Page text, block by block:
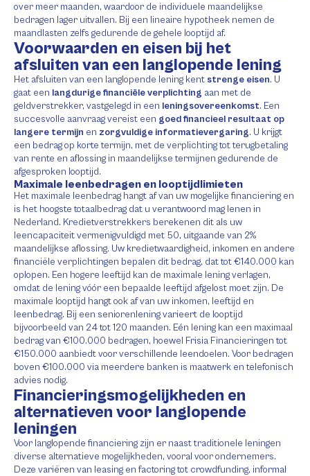
over meer maanden, waardoor de individuele maandelijkse
bedragen lager uitvallen. Bij een lineaire hypotheek nemen de
maandlasten zelfs gedurende de gehele looptijd af.
Voorwaarden en eisen bij het
afsluiten van een langlopende lening
Het afsluiten van een langlopende lening kent strenge eisen. U
gaat een langdurige financiële verplichting aan met de
geldverstrekker, vastgelegd in een leningsovereenkomst. Een
succesvolle aanvraag vereist een goed financieel resultaat op
langere termijn en zorgvuldige informatievergaring. U krijgt
een bedrag op korte termijn, met de verplichting tot terugbetaling
van rente en aflossing in maandelijkse termijnen gedurende de
afgesproken looptijd.
Maximale leenbedragen en looptijdlimieten
Het maximale leenbedrag hangt af van uw mogelijke financiering en
is het hoogste totaalbedrag dat u verantwoord mag lenen in
Nederland. Kredietverstrekkers berekenen dit als uw
leencapaciteit vermenigvuldigd met 50, uitgaande van 2%
maandelijkse aflossing. Uw kredietwaardigheid, inkomen en andere
financiële verplichtingen bepalen dit bedrag, dat tot €140.000 kan
oplopen. Een hogere leeftijd kan de maximale lening verlagen,
omdat de lening vóór een bepaalde leeftijd afgelost moet zijn. De
maximale looptijd hangt ook af van uw inkomen, leeftijd en
leenbedrag. Bij een seniorenlening varieert de looptijd
bijvoorbeeld van 24 tot 120 maanden. Eén lening kan een maximaal
bedrag van €100.000 bedragen, hoewel Frisia Financieringen tot
€150.000 aanbiedt voor verschillende leendoelen. Voor bedragen
boven €100.000 via meerdere banken is maatwerk en telefonisch
advies nodig.
Financieringsmogelijkheden en
alternatieven voor langlopende
leningen
Voor langlopende financiering zijn er naast traditionele leningen
diverse alternatieve mogelijkheden, vooral voor ondernemers.
Deze variëren van leasing en factoring tot crowdfunding, informal